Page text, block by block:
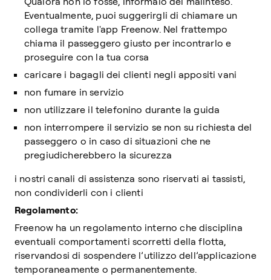
Eventualmente, puoi suggerirgli di chiamare un
collega tramite l'app Freenow. Nel frattempo
chiama il passeggero giusto per incontrarlo e
proseguire con la tua corsa
caricare i bagagli dei clienti negli appositi vani
non fumare in servizio
non utilizzare il telefonino durante la guida
non interrompere il servizio se non su richiesta del
passeggero o in caso di situazioni che ne
pregiudicherebbero la sicurezza
i nostri canali di assistenza sono riservati ai tassisti,
non condividerli con i clienti
Regolamento:
Freenow ha un regolamento interno che disciplina
eventuali comportamenti scorretti della flotta,
riservandosi di sospendere l’utilizzo dell’applicazione
temporaneamente o permanentemente.